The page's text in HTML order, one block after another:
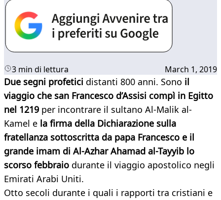
3 min di lettura March 1, 2019
Due segni profetici distanti 800 anni. Sono il
viaggio che san Francesco d’Assisi compì in Egitto
nel 1219 per incontrare il sultano Al-Malik al-
Kamel e la firma della Dichiarazione sulla
fratellanza sottoscritta da papa Francesco e il
grande imam di Al-Azhar Ahamad al-Tayyib lo
scorso febbraio durante il viaggio apostolico negli
Emirati Arabi Uniti.
Otto secoli durante i quali i rapporti tra cristiani e